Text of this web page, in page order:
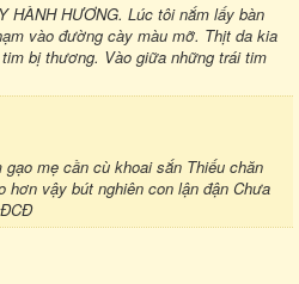
HÀNH HƯƠNG. Lúc tôi nắm lấy bàn
vào đường cày màu mỡ. Thịt da kia
bị thương. Vào giữa những trái tim
mẹ cần cù khoai sắn Thiếu chăn
hơn vậy bút nghiên con lận đận Chưa